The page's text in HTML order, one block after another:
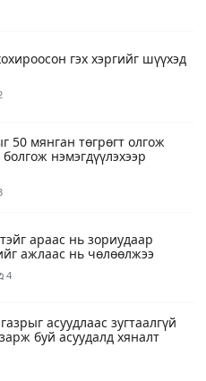
гэх хэргийг шүүхэд
50 мянган төгрөгт олгож
нэмэгдүүлэхээр
араас нь зориудаар
ажлаас нь чөлөөлжээ
4
асуудлаас зугтаалгүй
буй асуудалд хяналт